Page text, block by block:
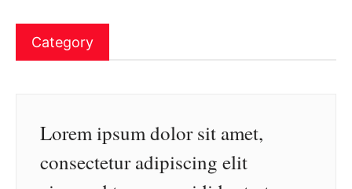
Category
Lorem ipsum dolor sit amet,
consectetur adipiscing elit